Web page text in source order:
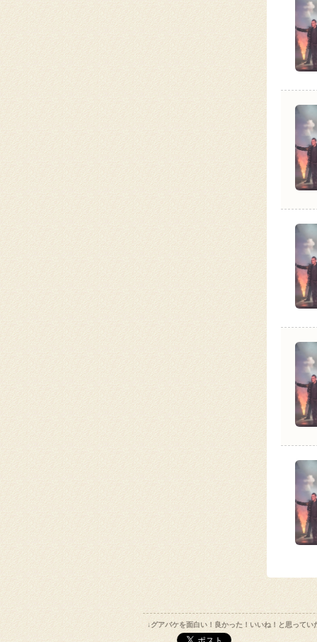
↓グアバケを面白い！良かった！いいね！と思って